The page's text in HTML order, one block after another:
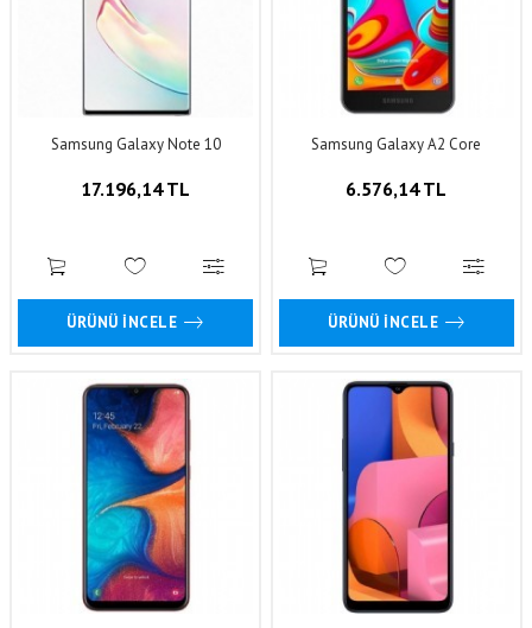
Samsung Galaxy Note 10
17.196,14 TL
ÜRÜNÜ İNCELE
Samsung Galaxy A2 Core
6.576,14 TL
ÜRÜNÜ İNCELE